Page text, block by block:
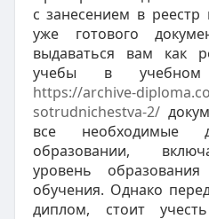
с занесением в реестр
уже готового
выдаваться вам как
учебы в учебном
https://archive-
sotrudnichestva-2/
все
образовании,
уровень
обучения. Однако
диплом, стоит